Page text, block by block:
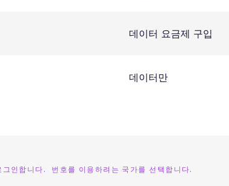
데이터 요금제 구입
데이터만
인합니다. 번호를 이용하려는 국가를 선택합니다.